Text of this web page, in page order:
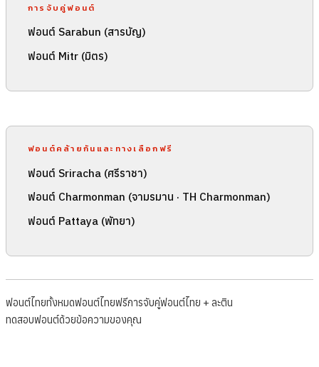
การจับคู่ฟอนต์
ฟอนต์ Sarabun (สารบัญ)
ฟอนต์ Mitr (มิตร)
ฟอนต์คล้ายกันและทางเลือกฟรี
ฟอนต์ Sriracha (ศรีราชา)
ฟอนต์ Charmonman (จามรมาน · TH Charmonman)
ฟอนต์ Pattaya (พัทยา)
ฟอนต์ไทยทั้งหมดฟอนต์ไทยฟรีการจับคู่ฟอนต์ไทย + ละติน
ทดสอบฟอนต์ด้วยข้อความของคุณ